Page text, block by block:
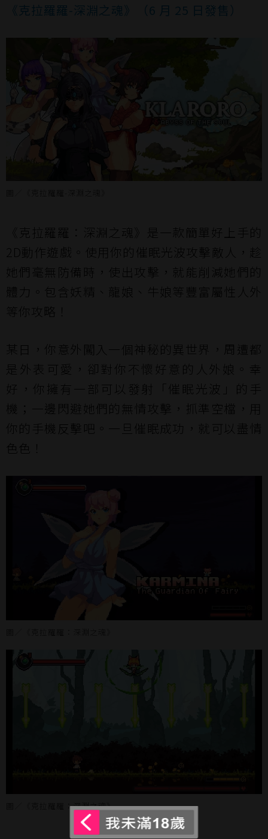
《克拉羅羅-深淵之魂》（6 月 25 日發售）
《克拉羅羅：深淵之魂》是一款簡單好上手的
2D動作遊戲。使用你的催眠光波攻擊敵人，趁
她們毫無防備時，使出攻擊，就能削減她們的
體力。包含妖精、龍娘、牛娘等豐富屬性人外
等你攻略！
某日，你意外闖入一個神秘的異世界，周遭都
是外表可愛，卻對你不懷好意的人外娘。幸
好，你擁有一部可以發射「催眠光波」的手
機；一邊閃避她們的無情攻擊，抓準空檔，用
你的手機反擊吧。一旦催眠成功，就可以盡情
色色！
圖／《克拉羅羅：深淵之魂》